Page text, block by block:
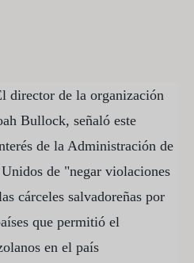
director de la organización
Bullock, señaló este
de la Administración de
de "negar violaciones
cárceles salvadoreñas por
que permitió el
en el país